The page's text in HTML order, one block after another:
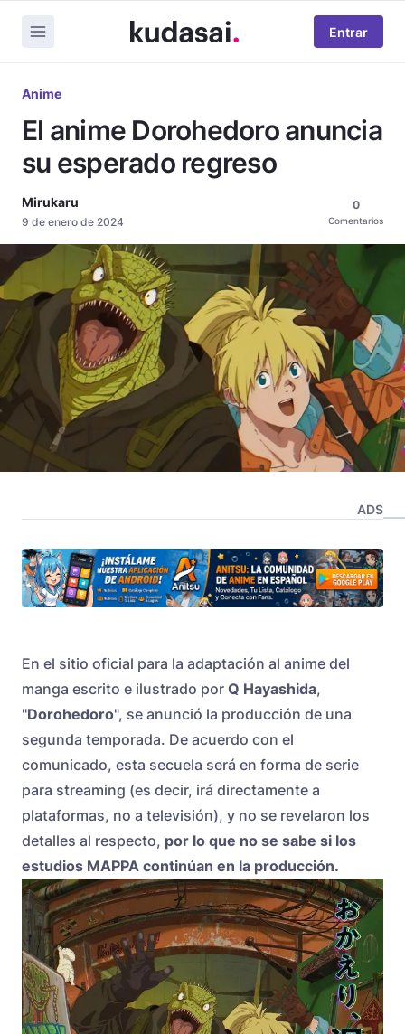
Entrar
Anime
El anime Dorohedoro anuncia
su esperado regreso
Mirukaru
9 de enero de 2024
0
Comentarios
ADS
En el sitio oficial para la adaptación al anime del
manga escrito e ilustrado por Q Hayashida,
"Dorohedoro", se anunció la producción de una
segunda temporada. De acuerdo con el
comunicado, esta secuela será en forma de serie
para streaming (es decir, irá directamente a
plataformas, no a televisión), y no se revelaron los
detalles al respecto, por lo que no se sabe si los
estudios MAPPA continúan en la producción.